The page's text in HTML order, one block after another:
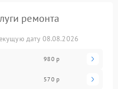
ремонта
дату 08.08.2026
980 р
570 р